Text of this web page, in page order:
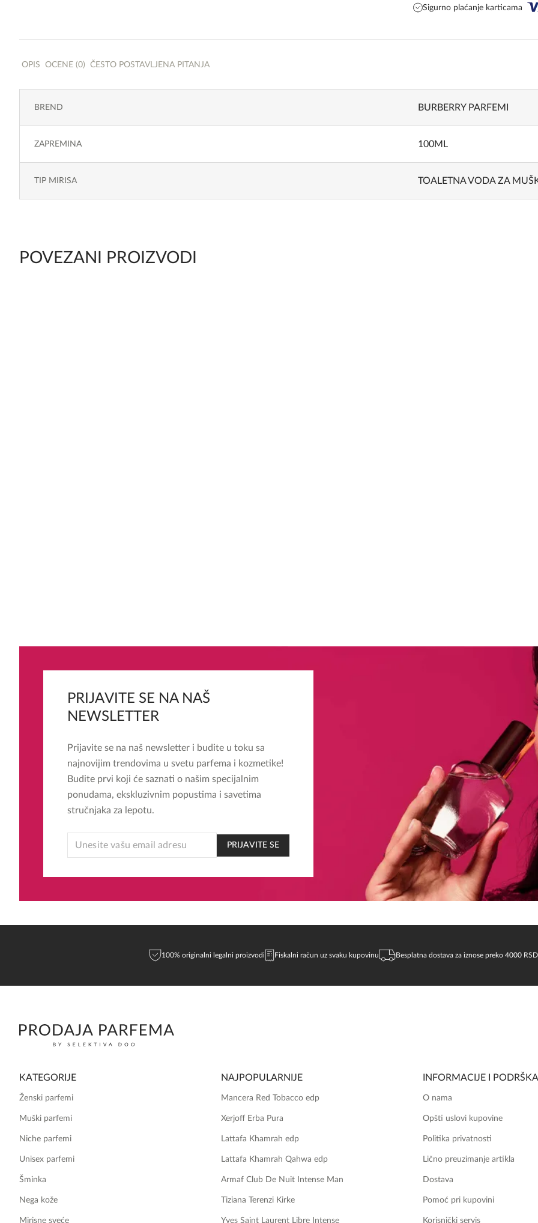
Sigurno plaćanje karticama
OPIS OCENE (0) ČESTO POSTAVLJENA PITANJA
BREND BURBERRY PARFEMI
ZAPREMINA 100ML
TIP MIRISA TOALETNA VODA ZA
POVEZANI PROIZVODI
PRIJAVITE SE NA NAŠ
NEWSLETTER
Prijavite se na naš newsletter i budite u toku sa
najnovijim trendovima u svetu parfema i kozmetike!
Budite prvi koji će saznati o našim specijalnim
ponudama, ekskluzivnim popustima i savetima
stručnjaka za lepotu.
EMAIL
PRIJAVITE SE
100% originalni legalni proizvodi Fiskalni račun uz svaku kupovinu Besplatna dostava za iznose preko 4000 RSD
KATEGORIJE
Ženski parfemi
Muški parfemi
Niche parfemi
Unisex parfemi
Šminka
Nega kože
Mirisne sveće
NAJPOPULARNIJE
Mancera Red Tobacco edp
Xerjoff Erba Pura
Lattafa Khamrah edp
Lattafa Khamrah Qahwa edp
Armaf Club De Nuit Intense Man
Tiziana Terenzi Kirke
Yves Saint Laurent Libre Intense
INFORMACIJE I PODRŠKA
O nama
Opšti uslovi kupovine
Politika privatnosti
Lično preuzimanje artikla
Dostava
Pomoć pri kupovini
Korisnički servis